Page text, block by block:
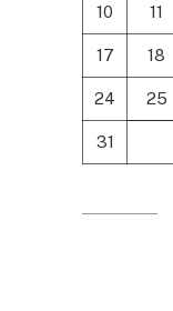
10 11
17 18
24 25
31